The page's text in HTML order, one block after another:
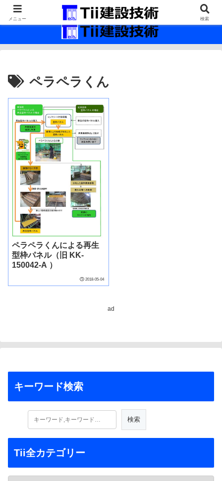
最新の建設技術の情報インフラ。
ペラペラくん
ペラペラくんによる再生
型枠パネル（旧 KK-
150042-A ）
2018-05-04
ad
キーワード検索
Tii全カテゴリー
メニュー 検索